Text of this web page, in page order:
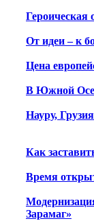
От идеи – к
Цена
В Южной
Науру,
Как
Время
Зарамаг»